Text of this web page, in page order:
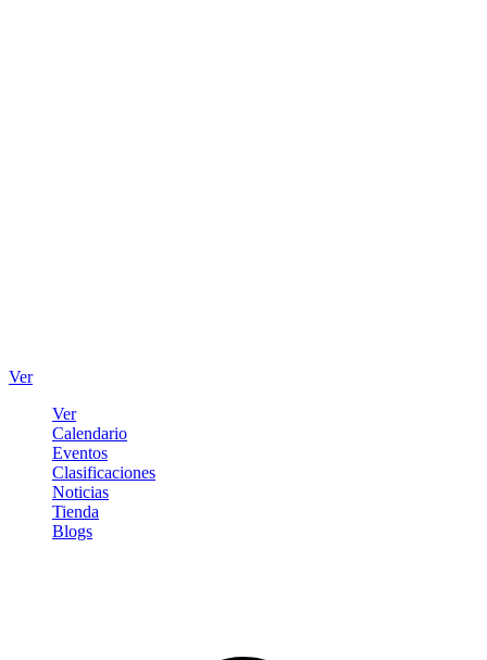
Ver
Ver
Calendario
Eventos
Clasificaciones
Noticias
Tienda
Blogs